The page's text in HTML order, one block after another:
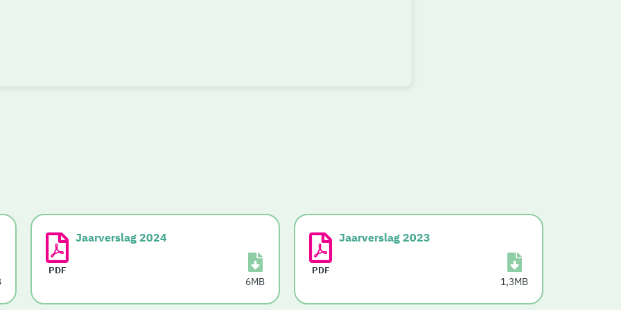
PDF
Jaarverslag 2024
6MB
PDF
Jaarverslag 2023
1,3MB